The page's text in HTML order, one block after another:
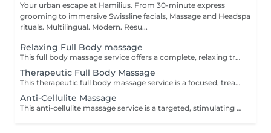
Your urban escape at Hamilius. From 30-minute express
grooming to immersive Swissline facials, Massage and Headspa
rituals. Multilingual. Modern. Resu...
Relaxing Full Body massage
This full body massage service offers a complete, relaxing treatment designed to work on the entire body- neck, shoulders, back, arms, hands, legs, feet. It uses flowing, medium pressure techniques to release muscular tension, improve flexibility, and promote deep relaxation, making it ideal for stress relief, everyday aches, or simply restoring balance after a busy week.
Therapeutic Full Body Massage
This therapeutic full body massage service is a focused, treatment oriented session that addresses specific muscle tension, postural imbalances, and chronic pain patterns across the entire body. Using deeper, targeted techniques such as myofascial release, triggerpoint work, and crossfiber stretching, it aims to correct muscular restrictions, improve joint mobility, and restore functional movement, making it ideal for people with recurring discomfort or active lifestyles. Key benefits: Relieves chronic muscle tension and pain, especially in the neck, shoulders, back, hips, and legs, by working on deep tissue and trigger points. Improves posture and joint mobility by releasing tight muscles and fascia, helping the body move more freely and with less strain. Supports injury recovery and performance by reducing muscle stiffness, improving circulation, and shortening recovery time after physical activity.
Anti-Cellulite Massage
This anti-cellulite massage service is a targeted, stimulating treatment designed to improve the appearance and texture of skin commonly affected by cellulite, especially on the thighs, hips, buttocks, and sometimes abdomen. Using firm, rhythmic techniques such as deep kneading, lymphatic drainage, and circular pressures, it aims to break up fatty deposits, boost circulation, and encourage the removal of retained fluids and toxins from the tissue. Key benefits: Helps reduce the visible appearance of cellulite by improving blood flow and lymphatic drainage in targeted areas. Supports smoother, firmer skin by encouraging the breakdown of fatty deposits and reducing fluid retention. Promotes better circulation and detoxification, which can leave the skin feeling softer, more toned, and less dimpled over time with regular sessions.